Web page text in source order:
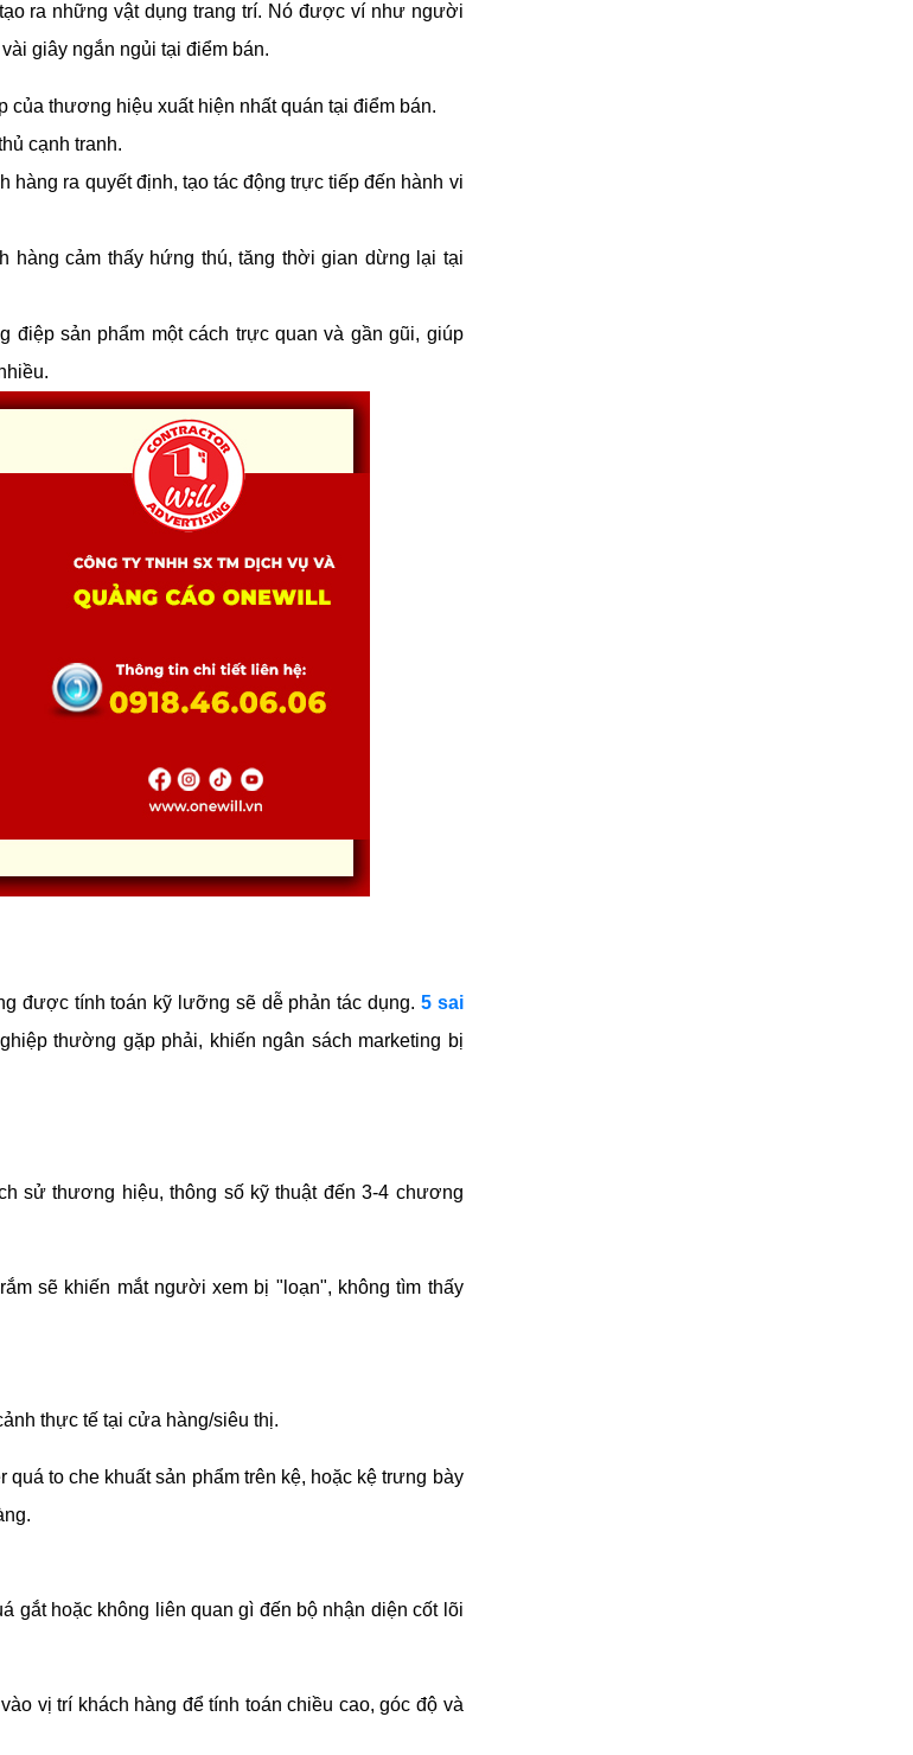
ra những vật dụng trang trí. Nó được ví như người
giây ngắn ngủi tại điểm bán.
của thương hiệu xuất hiện nhất quán tại điểm bán.
cạnh tranh.
hàng ra quyết định, tạo tác động trực tiếp đến hành vi
hàng cảm thấy hứng thú, tăng thời gian dừng lại tại
điệp sản phẩm một cách trực quan và gần gũi, giúp
được tính toán kỹ lưỡng sẽ dễ phản tác dụng. 5 sai
thường gặp phải, khiến ngân sách marketing bị
sử thương hiệu, thông số kỹ thuật đến 3-4 chương
sẽ khiến mắt người xem bị "loạn", không tìm thấy
thực tế tại cửa hàng/siêu thị.
to che khuất sản phẩm trên kệ, hoặc kệ trưng bày
gắt hoặc không liên quan gì đến bộ nhận diện cốt lõi
vị trí khách hàng để tính toán chiều cao, góc độ và